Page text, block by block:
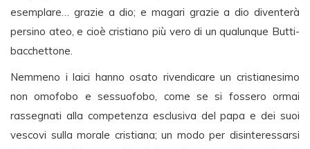
esemplare… grazie a dio; e magari grazie a dio diventerà
persino ateo, e cioè cristiano più vero di un qualunque Butti-
bacchettone.
Nemmeno i laici hanno osato rivendicare un cristianesimo
non omofobo e sessuofobo, come se si fossero ormai
rassegnati alla competenza esclusiva del papa e dei suoi
vescovi sulla morale cristiana; un modo per disinteressarsi